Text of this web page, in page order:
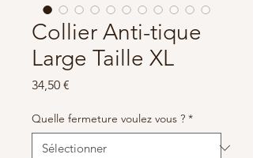
Collier Anti-tique
Large Taille XL
34,50 €
Quelle fermeture voulez vous ? *